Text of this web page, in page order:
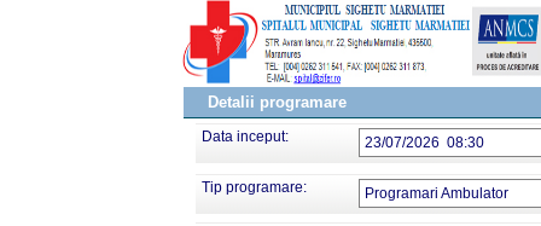
Detalii programare
Data inceput: 23/07/2026 08:30
Tip programare: Programari Ambulator